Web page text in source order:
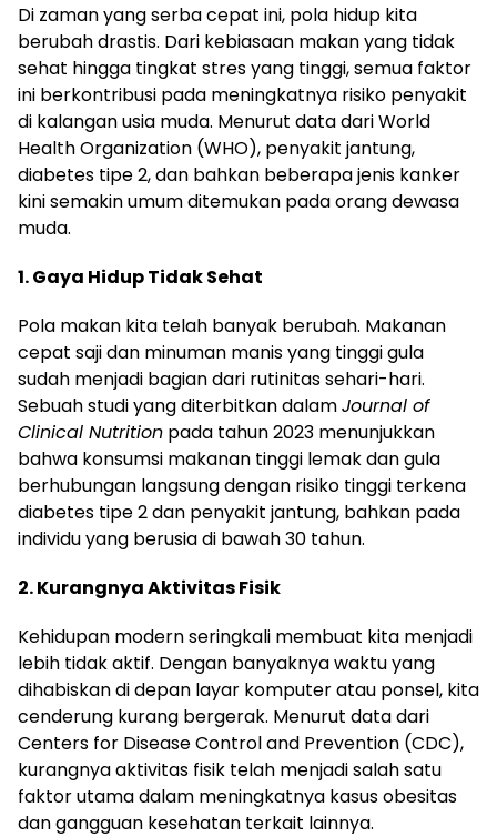
Di zaman yang serba cepat ini, pola hidup kita
berubah drastis. Dari kebiasaan makan yang tidak
sehat hingga tingkat stres yang tinggi, semua faktor
ini berkontribusi pada meningkatnya risiko penyakit
di kalangan usia muda. Menurut data dari World
Health Organization (WHO), penyakit jantung,
diabetes tipe 2, dan bahkan beberapa jenis kanker
kini semakin umum ditemukan pada orang dewasa
muda.
1. Gaya Hidup Tidak Sehat
Pola makan kita telah banyak berubah. Makanan
cepat saji dan minuman manis yang tinggi gula
sudah menjadi bagian dari rutinitas sehari-hari.
Sebuah studi yang diterbitkan dalamJournal of
Clinical Nutrition pada tahun 2023 menunjukkan
bahwa konsumsi makanan tinggi lemak dan gula
berhubungan langsung dengan risiko tinggi terkena
diabetes tipe 2 dan penyakit jantung, bahkan pada
individu yang berusia di bawah 30 tahun.
2. Kurangnya Aktivitas Fisik
Kehidupan modern seringkali membuat kita menjadi
lebih tidak aktif. Dengan banyaknya waktu yang
dihabiskan di depan layar komputer atau ponsel, kita
cenderung kurang bergerak. Menurut data dari
Centers for Disease Control and Prevention (CDC),
kurangnya aktivitas fisik telah menjadi salah satu
faktor utama dalam meningkatnya kasus obesitas
dan gangguan kesehatan terkait lainnya.